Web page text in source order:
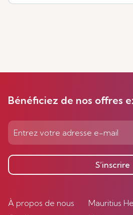
Bénéficiez de nos offres
S’inscrire
À propos de nous
Mauritius